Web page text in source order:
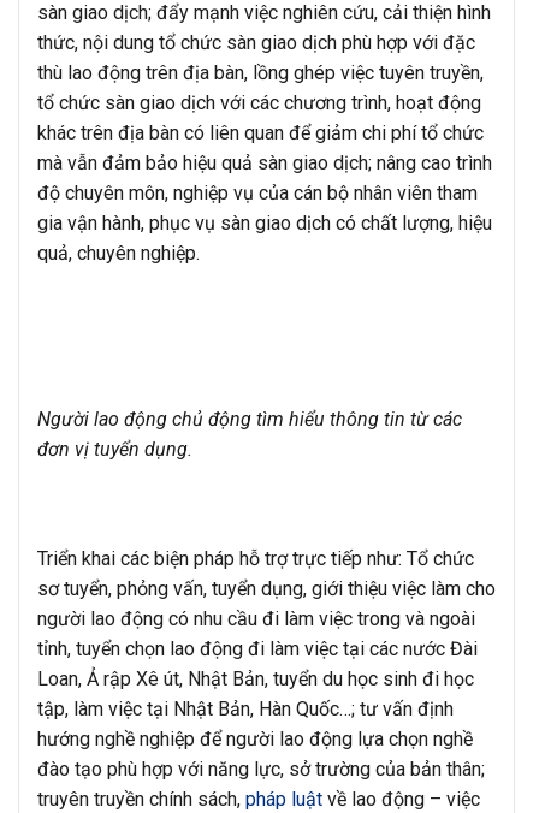
sàn giao dịch; đẩy mạnh việc nghiên cứu, cải thiện hình
thức, nội dung tổ chức sàn giao dịch phù hợp với đặc
thù lao động trên địa bàn, lồng ghép việc tuyên truyền,
tổ chức sàn giao dịch với các chương trình, hoạt động
khác trên địa bàn có liên quan để giảm chi phí tổ chức
mà vẫn đảm bảo hiệu quả sàn giao dịch; nâng cao trình
độ chuyên môn, nghiệp vụ của cán bộ nhân viên tham
gia vận hành, phục vụ sàn giao dịch có chất lượng, hiệu
quả, chuyên nghiệp.
Người lao động chủ động tìm hiểu thông tin từ các
đơn vị tuyển dụng.
Triển khai các biện pháp hỗ trợ trực tiếp như: Tổ chức
sơ tuyển, phỏng vấn, tuyển dụng, giới thiệu việc làm cho
người lao động có nhu cầu đi làm việc trong và ngoài
tỉnh, tuyển chọn lao động đi làm việc tại các nước Đài
Loan, Ả rập Xê út, Nhật Bản, tuyển du học sinh đi học
tập, làm việc tại Nhật Bản, Hàn Quốc…; tư vấn định
hướng nghề nghiệp để người lao động lựa chọn nghề
đào tạo phù hợp với năng lực, sở trường của bản thân;
truyên truyền chính sách, pháp luật về lao động – việc